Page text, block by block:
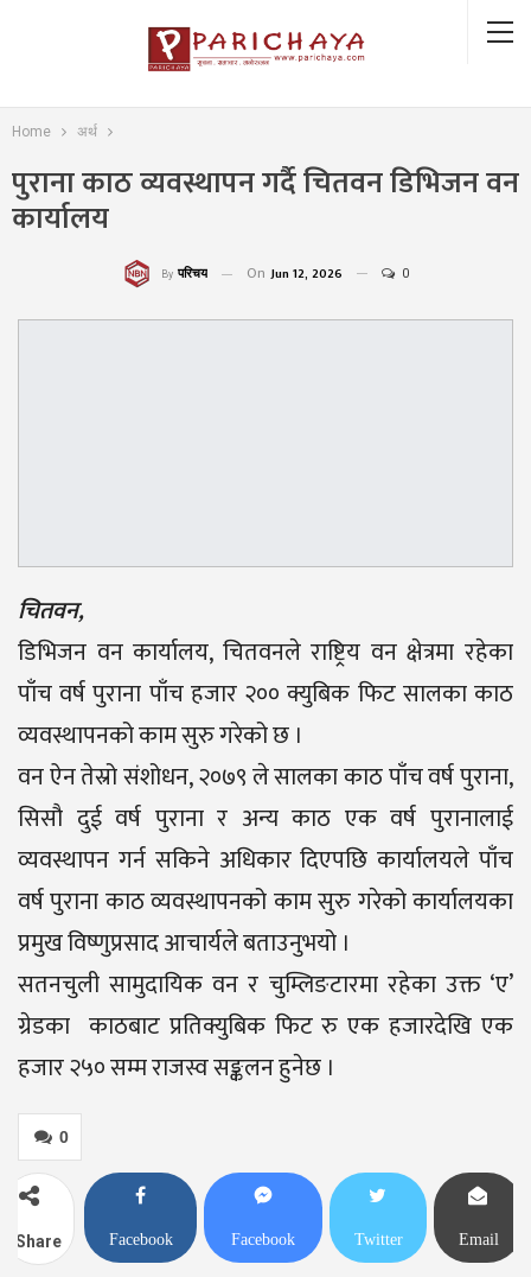
Home अर्थ
पुराना काठ व्यवस्थापन गर्दै चितवन डिभिजन वन
कार्यालय
By परिचय On Jun 12, 2026 0
चितवन,
डिभिजन वन कार्यालय, चितवनले राष्ट्रिय वन क्षेत्रमा रहेका
पाँच वर्ष पुराना पाँच हजार २०० क्युबिक फिट सालका काठ
व्यवस्थापनको काम सुरु गरेको छ ।
वन ऐन तेस्रो संशोधन, २०७९ ले सालका काठ पाँच वर्ष पुराना,
सिसौ दुई वर्ष पुराना र अन्य काठ एक वर्ष पुरानालाई
व्यवस्थापन गर्न सकिने अधिकार दिएपछि कार्यालयले पाँच
वर्ष पुराना काठ व्यवस्थापनको काम सुरु गरेको कार्यालयका
प्रमुख विष्णुप्रसाद आचार्यले बताउनुभयो ।
सतनचुली सामुदायिक वन र चुम्लिङटारमा रहेका उक्त ‘ए’
ग्रेडका काठबाट प्रतिक्युबिक फिट रु एक हजारदेखि एक
हजार २५० सम्म राजस्व सङ्कलन हुनेछ ।
0
Share Facebook Facebook Twitter Email